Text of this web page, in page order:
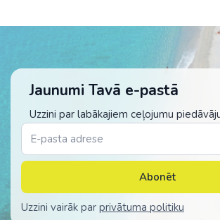
Jaunumi Tavā e-pastā
Uzzini par labākajiem ceļojumu
Abonēt
Uzzini vairāk par privātuma politiku